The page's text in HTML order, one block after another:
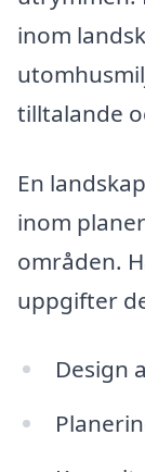
inom
tilltalande
En
inom
områden.
uppgifter
Design